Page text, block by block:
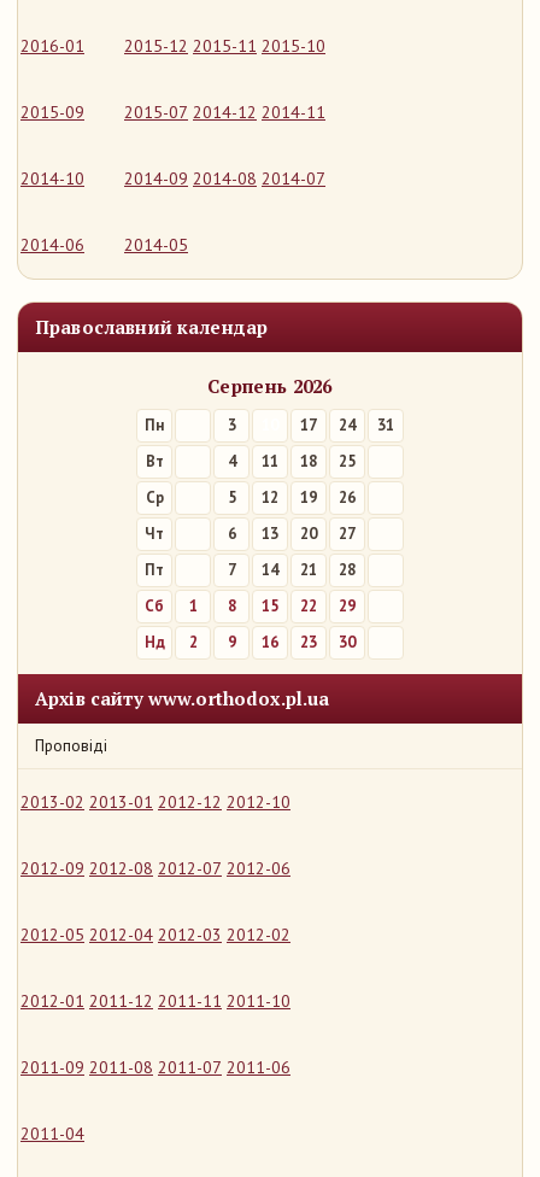
2016-01 2015-12 2015-11 2015-10
2015-09 2015-07 2014-12 2014-11
2014-10 2014-09 2014-08 2014-07
2014-06 2014-05
Православний календар
Серпень 2026
Пн 3 17 24
31
Вт
4 11 18
25
Ср
5 12 19
26
Чт
6 13 20
27
Пт
7 14 21
28
Сб
1 8 15 22
29
Нд
2 9 16 23 30
Архів сайту www.orthodox.pl.ua
Проповіді
2013-02 2013-01 2012-12 2012-10
2012-09 2012-08 2012-07 2012-06
2012-05 2012-04 2012-03 2012-02
2012-01 2011-12 2011-11 2011-10
2011-09 2011-08 2011-07 2011-06
2011-04